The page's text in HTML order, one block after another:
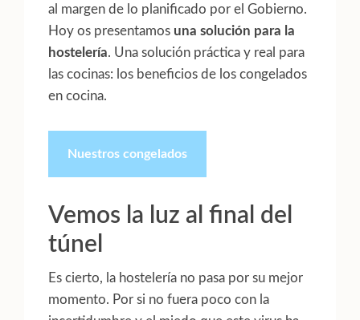
al margen de lo planificado por el Gobierno.
Hoy os presentamos una solución para la
hostelería. Una solución práctica y real para
las cocinas: los beneficios de los congelados
en cocina.
Nuestros congelados
Vemos la luz al final del
túnel
Es cierto, la hostelería no pasa por su mejor
momento. Por si no fuera poco con la